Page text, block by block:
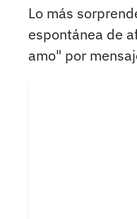
Lo más
espontánea de
amo" por